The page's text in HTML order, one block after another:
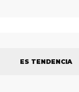
ES TENDENCIA